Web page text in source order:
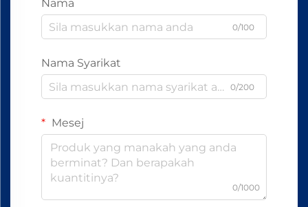
Nama
0/100
Nama Syarikat
0/200
Mesej
0/1000